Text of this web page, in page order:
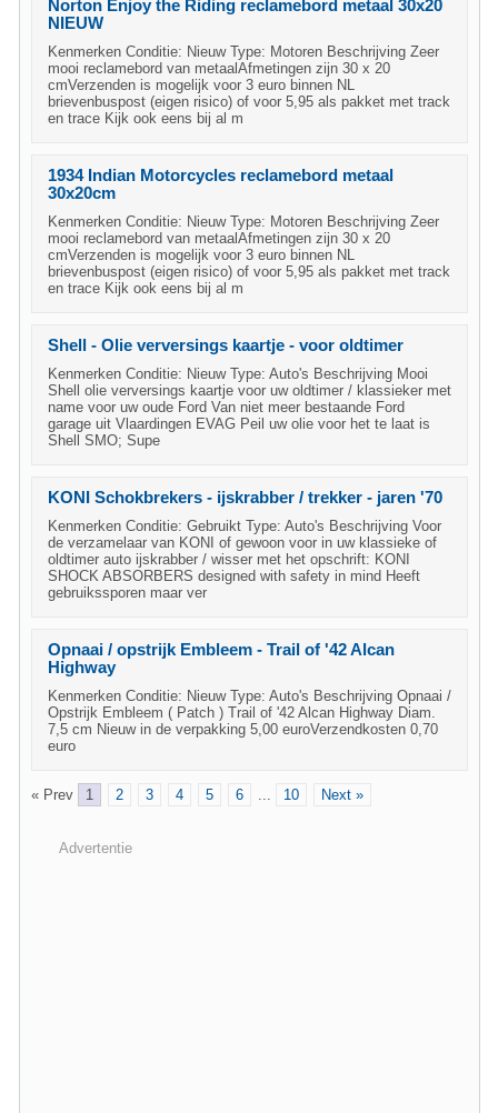
Norton Enjoy the Riding reclamebord metaal 30x20
NIEUW
Kenmerken Conditie: Nieuw Type: Motoren Beschrijving Zeer
mooi reclamebord van metaalAfmetingen zijn 30 x 20
cmVerzenden is mogelijk voor 3 euro binnen NL
brievenbuspost (eigen risico) of voor 5,95 als pakket met track
en trace Kijk ook eens bij al m
1934 Indian Motorcycles reclamebord metaal
30x20cm
Kenmerken Conditie: Nieuw Type: Motoren Beschrijving Zeer
mooi reclamebord van metaalAfmetingen zijn 30 x 20
cmVerzenden is mogelijk voor 3 euro binnen NL
brievenbuspost (eigen risico) of voor 5,95 als pakket met track
en trace Kijk ook eens bij al m
Shell - Olie verversings kaartje - voor oldtimer
Kenmerken Conditie: Nieuw Type: Auto's Beschrijving Mooi
Shell olie verversings kaartje voor uw oldtimer / klassieker met
name voor uw oude Ford Van niet meer bestaande Ford
garage uit Vlaardingen EVAG Peil uw olie voor het te laat is
Shell SMO; Supe
KONI Schokbrekers - ijskrabber / trekker - jaren '70
Kenmerken Conditie: Gebruikt Type: Auto's Beschrijving Voor
de verzamelaar van KONI of gewoon voor in uw klassieke of
oldtimer auto ijskrabber / wisser met het opschrift: KONI
SHOCK ABSORBERS designed with safety in mind Heeft
gebruikssporen maar ver
Opnaai / opstrijk Embleem - Trail of '42 Alcan
Highway
Kenmerken Conditie: Nieuw Type: Auto's Beschrijving Opnaai /
Opstrijk Embleem ( Patch ) Trail of '42 Alcan Highway Diam.
7,5 cm Nieuw in de verpakking 5,00 euroVerzendkosten 0,70
euro
« Prev 1 2 3 4 5 6 ... 10 Next »
Advertentie